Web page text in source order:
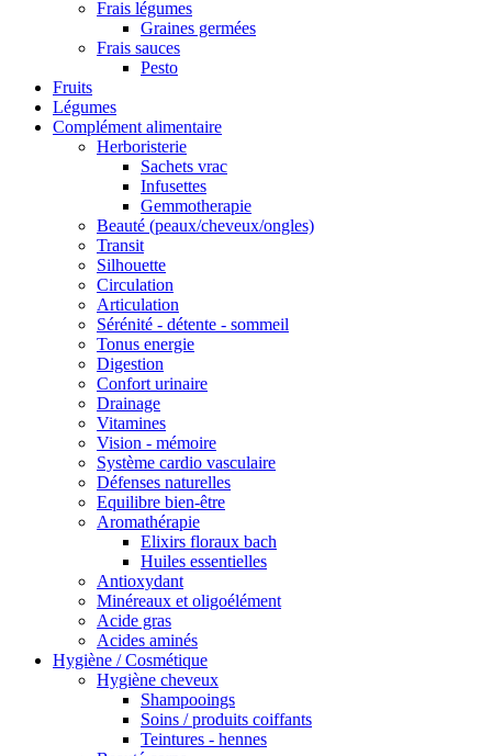
Frais légumes
Graines germées
Frais sauces
Pesto
Fruits
Légumes
Complément alimentaire
Herboristerie
Sachets vrac
Infusettes
Gemmotherapie
Beauté (peaux/cheveux/ongles)
Transit
Silhouette
Circulation
Articulation
Sérénité - détente - sommeil
Tonus energie
Digestion
Confort urinaire
Drainage
Vitamines
Vision - mémoire
Système cardio vasculaire
Défenses naturelles
Equilibre bien-être
Aromathérapie
Elixirs floraux bach
Huiles essentielles
Antioxydant
Minéreaux et oligoélément
Acide gras
Acides aminés
Hygiène / Cosmétique
Hygiène cheveux
Shampooings
Soins / produits coiffants
Teintures - hennes